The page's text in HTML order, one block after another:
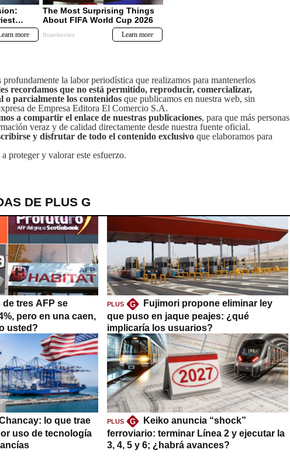
la labor periodística que realizamos para mantenerlos
recordamos que no está permitido, reproducir, comercializar,
parcialmente los contenidos que publicamos en nuestra web, sin
de Empresa Editora El Comercio S.A.
a compartir el enlace de nuestras publicaciones, para que más personas
veraz y de calidad directamente desde nuestra fuente oficial.
y disfrutar de todo el contenido exclusivo que elaboramos para
proteger y valorar este esfuerzo.
DE PLUS G
de tres AFP se
pero en una caen,
usted?
PLUS G
Fujimori propone eliminar ley
que puso en jaque peajes: ¿qué
implicaría los usuarios?
lo que trae
uso de tecnología
PLUS G
Keiko anuncia “shock”
ferroviario: terminar Línea 2 y ejecutar la
3, 4, 5 y 6; ¿habrá avances?